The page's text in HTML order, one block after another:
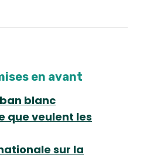
en avant
blanc
que veulent les
sur la